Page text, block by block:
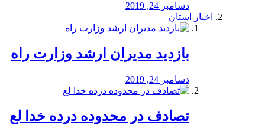
دسامبر 24, 2019
اخبار استان
بازدید مدیران ارشد وزارت راه
دسامبر 24, 2019
تصادف در محدوده درده خدا لع